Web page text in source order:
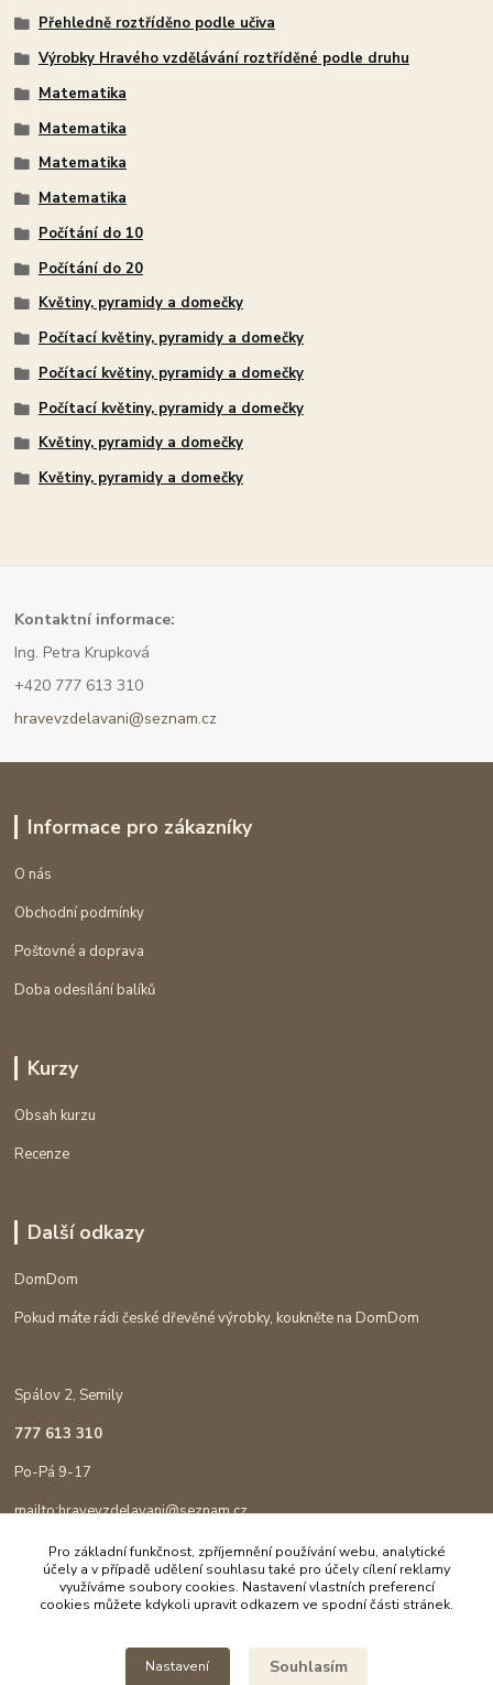
Přehledně roztříděno podle učiva
Výrobky Hravého vzdělávání roztříděné podle druhu
Matematika
Matematika
Matematika
Matematika
Počítání do 10
Počítání do 20
Květiny, pyramidy a domečky
Počítací květiny, pyramidy a domečky
Počítací květiny, pyramidy a domečky
Počítací květiny, pyramidy a domečky
Květiny, pyramidy a domečky
Květiny, pyramidy a domečky
Kontaktní informace:
Ing. Petra Krupková
+420 777 613 310
hravevzdelavani@seznam.cz
Informace pro zákazníky
O nás
Obchodní podmínky
Poštovné a doprava
Doba odesílání balíků
Kurzy
Obsah kurzu
Recenze
Další odkazy
DomDom
Pokud máte rádi české dřevěné výrobky, koukněte na DomDom
Spálov 2, Semily
777 613 310
Po-Pá 9-17
mailto:hravevzdelavani@seznam.cz
Pro základní funkčnost, zpříjemnění používání webu, analytické
účely a v případě udělení souhlasu také pro účely cílení reklamy
využíváme soubory cookies. Nastavení vlastních preferencí
cookies můžete kdykoli upravit odkazem ve spodní části stránek.
Nastavení Souhlasím